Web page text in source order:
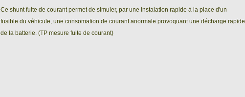
Ce shunt fuite de courant permet de simuler, par une instalation rapide à la place d'un
fusible du véhicule, une consomation de courant anormale provoquant une décharge rapide
de la batterie. (TP mesure fuite de courant)